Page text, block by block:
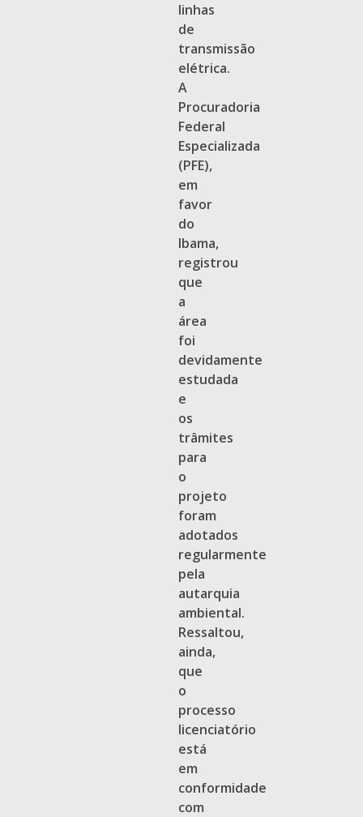
linhas
de
transmissão
elétrica.
A
Procuradoria
Federal
Especializada
(PFE),
em
favor
do
Ibama,
registrou
que
a
área
foi
devidamente
estudada
e
os
trâmites
para
o
projeto
foram
adotados
regularmente
pela
autarquia
ambiental.
Ressaltou,
ainda,
que
o
processo
licenciatório
está
em
conformidade
com